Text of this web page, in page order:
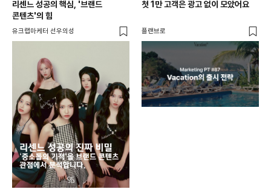
리센느 성공의 핵심, '브랜드
콘텐츠'의 힘
유크랩마케터 선우의성
첫 1만 고객은 광고 없이 모았어요
플랜브로